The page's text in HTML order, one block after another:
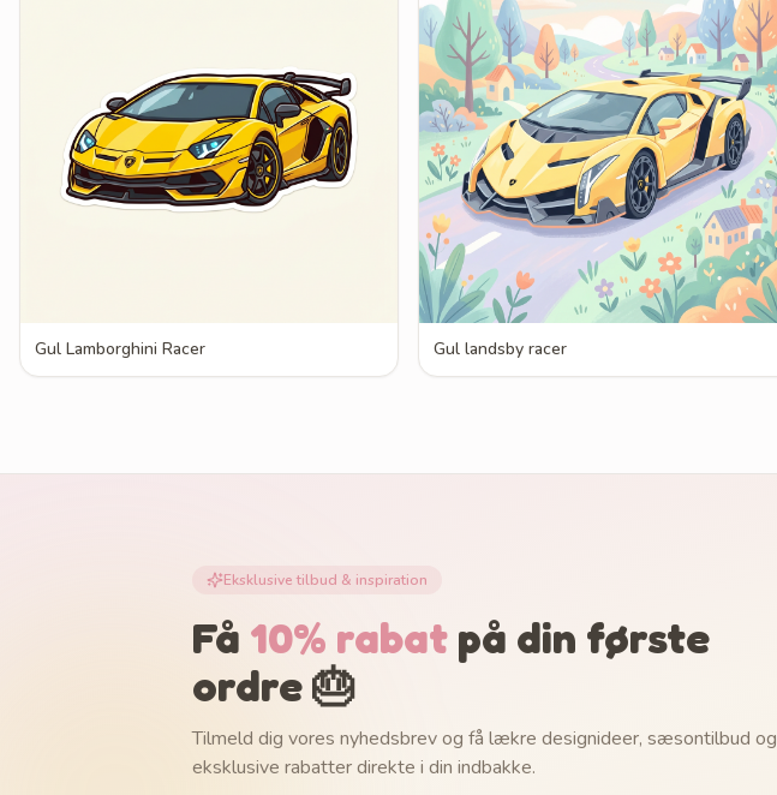
Gul Lamborghini Racer Gul landsby racer
Eksklusive tilbud & inspiration
Få 10% rabat på din første
ordre 🎂
Tilmeld dig vores nyhedsbrev og få lækre designideer, sæsontilbud og
eksklusive rabatter direkte i din indbakke.